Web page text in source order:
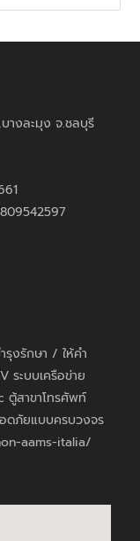
างละมุง จ.ชลบุรี
งรักษา / ให้คำ
ระบบเครือข่าย
สาขาโทรศัพท์
อดภัยแบบครบวงจร
aams-italia/